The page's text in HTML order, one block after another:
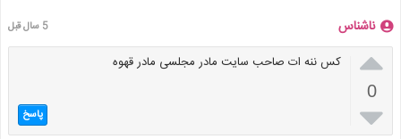
ناشناس 5 سال قبل

0

کس ننه ات صاحب سایت مادر مجلسی مادر قهوه
پاسخ